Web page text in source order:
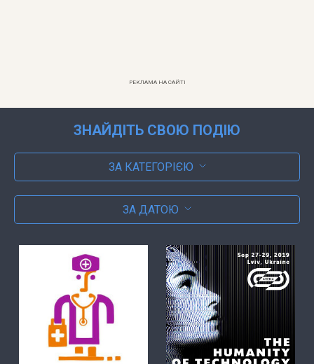
РЕКЛАМА НА САЙТІ
ЗНАЙДІТЬ СВОЮ ПОДІЮ
ЗА КАТЕГОРІЄЮ
ЗА ДАТОЮ